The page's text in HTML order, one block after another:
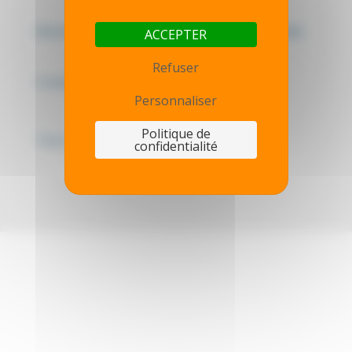
Mentions légales - Politique de confidentialité
ACCEPTER
Refuser
Personnaliser
Politique de
confidentialité